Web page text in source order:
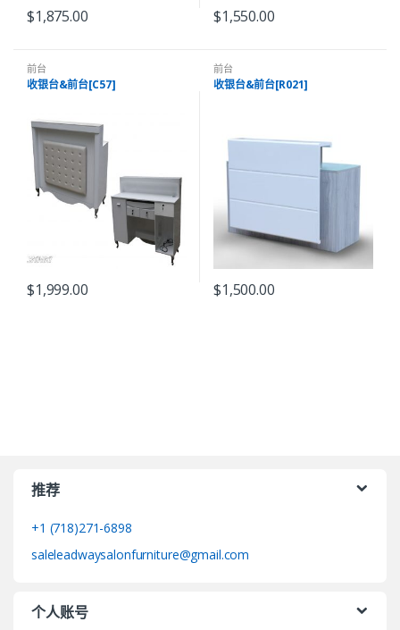
$1,875.00 $1,550.00
前台
收银台&前台[C57]
$1,999.00
前台
收银台&前台[R021]
$1,500.00
推荐
+1 (718)271-6898
saleleadwaysalonfurniture@gmail.com
个人账号